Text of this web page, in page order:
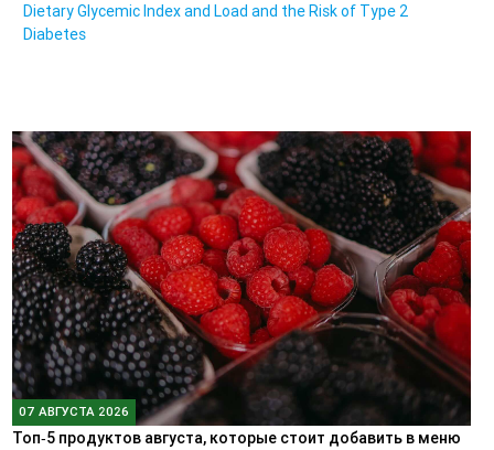
Dietary Glycemic Index and Load and the Risk of Type 2
Diabetes
07 АВГУСТА 2026
Топ‑5 продуктов августа, которые стоит добавить в меню